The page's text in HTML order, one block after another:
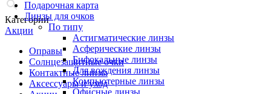
Категории
Акции
Оправы
Солнцезащитные очки
Контактные линзы
Аксессуары и уход
Подарочная карта
Линзы для очков
По типу
Астигматические линзы
Асферические линзы
Бифокальные линзы
Для вождения линзы
Компьютерные линзы
Офисные линзы